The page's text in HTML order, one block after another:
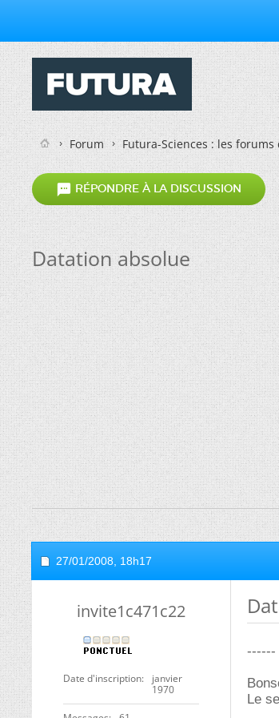
Forum Futura-Sciences : les forums
 RÉPONDRE À LA DISCUSSION
Datation absolue
27/01/2008, 18h17
invite1c471c22
Date d'inscription
janvier
1970
------
Le